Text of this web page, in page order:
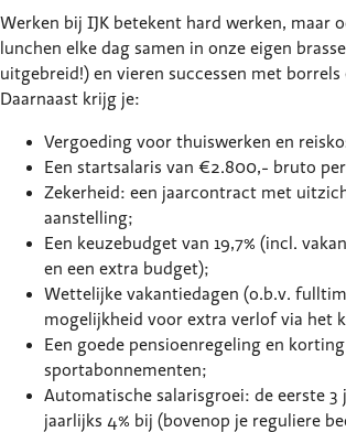
Werken bij IJK betekent hard werken, maar
lunchen elke dag samen in onze eigen
uitgebreid!) en vieren successen met
Daarnaast krijg je:
Vergoeding voor thuiswerken en
Een startsalaris van €2.800,- bruto
Zekerheid: een jaarcontract met
aanstelling;
Een keuzebudget van 19,7% (incl.
en een extra budget);
Wettelijke vakantiedagen (o.b.v.
mogelijkheid voor extra verlof via het
Een goede pensioenregeling en
sportabonnementen;
Automatische salarisgroei: de eerste 3
jaarlijks 4% bij (bovenop je reguliere